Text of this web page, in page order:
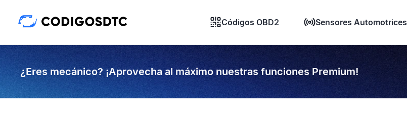
Códigos OBD2 Sensores Automotrices
¿Eres mecánico? ¡Aprovecha al máximo nuestras funciones Premium!